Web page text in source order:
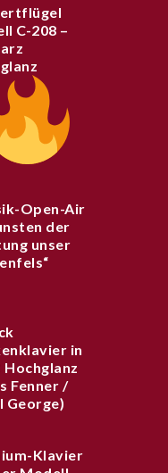
C-208 –
Open-Air
der
unser
in
Hochglanz
Fenner /
George)
Klavier